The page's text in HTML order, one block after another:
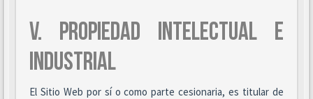
V. PROPIEDAD INTELECTUAL E
INDUSTRIAL
El Sitio Web por sí o como parte cesionaria, es titular de